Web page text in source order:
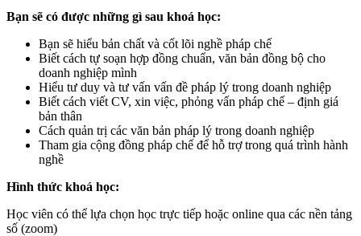
Bạn sẽ có được những gì sau khoá học:
Bạn sẽ hiểu bản chất và cốt lõi nghề pháp chế
Biết cách tự soạn hợp đồng chuẩn, văn bản đồng bộ cho
doanh nghiệp mình
Hiểu tư duy và tư vấn vấn đề pháp lý trong doanh nghiệp
Biết cách viết CV, xin việc, phỏng vấn pháp chế – định giá
bản thân
Cách quản trị các văn bản pháp lý trong doanh nghiệp
Tham gia cộng đồng pháp chế để hỗ trợ trong quá trình hành
nghề
Hình thức khoá học:
Học viên có thể lựa chọn học trực tiếp hoặc online qua các nền tảng
số (zoom)